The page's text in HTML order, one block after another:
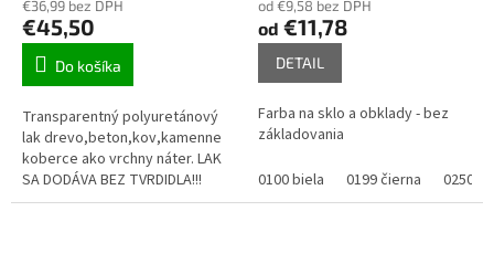
€36,99 bez DPH
€45,50
Do košíka
Transparentný polyuretánový
lak drevo,beton,kov,kamenne
koberce ako vrchny náter. LAK
SA DODÁVA BEZ TVRDIDLA!!!
treba dokúpiť tvrdidlo TELHARD
od €9,58 bez DPH
od €11,78
DETAIL
Farba na sklo a obklady - bez
základovania
0100 biela 0199 čierna 0250